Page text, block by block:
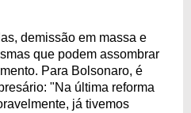
demissão em massa e
que podem assombrar
Para Bolsonaro, é
"Na última reforma
já tivemos